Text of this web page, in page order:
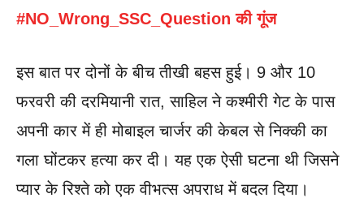
#NO_Wrong_SSC_Question की गूंज
इस बात पर दोनों के बीच तीखी बहस हुई। 9 और 10
फरवरी की दरमियानी रात, साहिल ने कश्मीरी गेट के पास
अपनी कार में ही मोबाइल चार्जर की केबल से निक्की का
गला घोंटकर हत्या कर दी। यह एक ऐसी घटना थी जिसने
प्यार के रिश्ते को एक वीभत्स अपराध में बदल दिया।